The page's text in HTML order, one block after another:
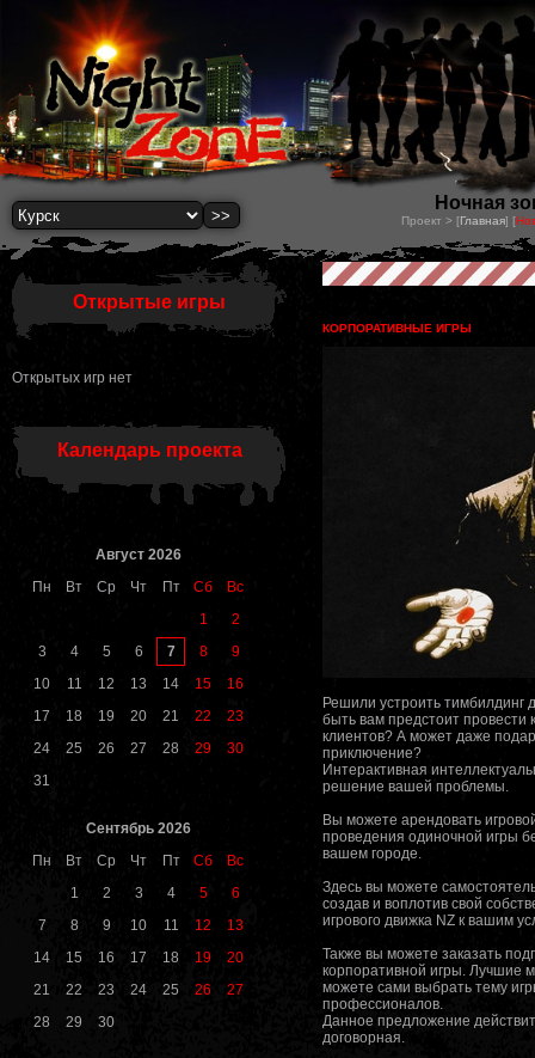
Ночная
Проект > [Главная] [
Открытые игры
Открытых игр нет
Календарь проекта
Август 2026
Пн
Вт Ср Чт Пт Сб
Вс
1
2
3
4 5 6 7 8
9
10
11 12 13 14 15
16
17
18 19 20 21 22
23
24
25 26 27 28 29
30
31
Сентябрь 2026
Пн
Вт Ср Чт Пт Сб
Вс
1
2 3 4 5
6
7
8 9 10 11 12
13
14
15 16 17 18 19
20
21
22 23 24 25 26
27
28
29 30
КОРПОРАТИВНЫЕ ИГРЫ
Решили устроить тимбилдинг
быть вам предстоит провести
клиентов? А может даже
приключение?
Интерактивная
решение вашей проблемы.
Вы можете арендовать
проведения одиночной игры
вашем городе.
Здесь вы можете
создав и воплотив свой
игрового движка NZ к вашим
Также вы можете заказать
корпоративной игры. Лучшие
можете сами выбрать тему
профессионалов.
Данное предложение
договорная.